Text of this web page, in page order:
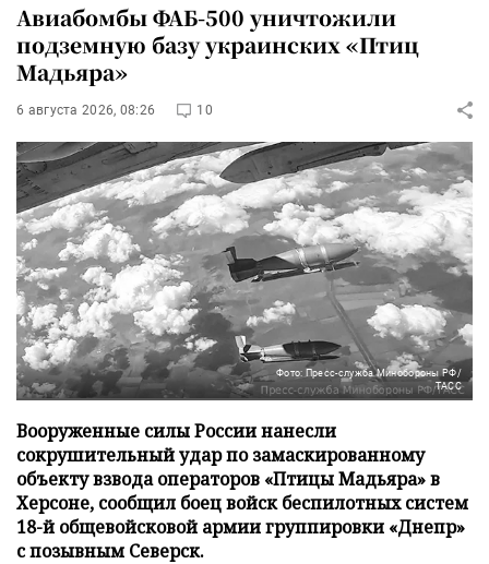
Авиабомбы ФАБ-500 уничтожили
подземную базу украинских «Птиц
Мадьяра»
6 августа 2026, 08:26 10
Фото: Пресс-служба Минобороны РФ/
ТАСС
Вооруженные силы России нанесли
сокрушительный удар по замаскированному
объекту взвода операторов «Птицы Мадьяра» в
Херсоне, сообщил боец войск беспилотных систем
18-й общевойсковой армии группировки «Днепр»
с позывным Северск.